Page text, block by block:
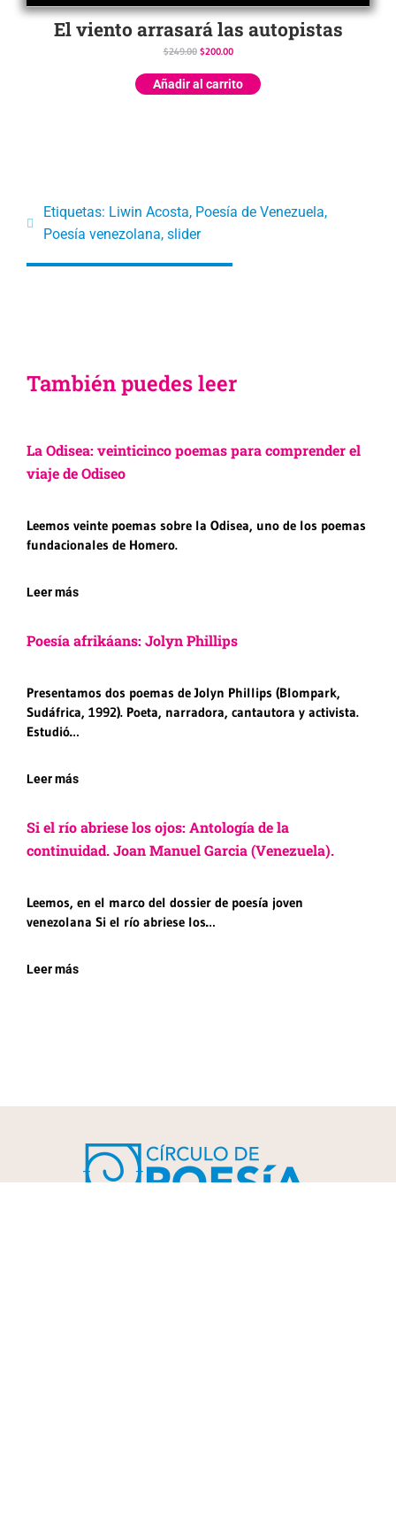
El viento arrasará las autopistas
$249.00 $200.00
Añadir al carrito
Etiquetas: Liwin Acosta, Poesía de Venezuela,
Poesía venezolana, slider
También puedes leer
La Odisea: veinticinco poemas para comprender el
viaje de Odiseo
Leemos veinte poemas sobre la Odisea, uno de los poemas
fundacionales de Homero.
Leer más
Poesía afrikáans: Jolyn Phillips
Presentamos dos poemas de Jolyn Phillips (Blompark,
Sudáfrica, 1992). Poeta, narradora, cantautora y activista.
Estudió…
Leer más
Si el río abriese los ojos: Antología de la
continuidad. Joan Manuel Garcia (Venezuela).
Leemos, en el marco del dossier de poesía joven
venezolana Si el río abriese los…
Leer más